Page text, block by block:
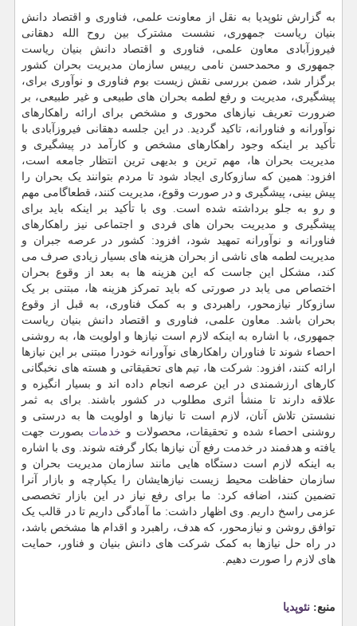
به گزارش نئوپدیا به نقل از معاونت علمی، فناوری و اقتصاد دانش
بنیان ریاست جمهوری، نشست مشترک بین روح الله دهقانی
فیروزآبادی معاون علمی، فناوری و اقتصاد دانش بنیان ریاست
جمهوری و محمدحسن نامی رییس سازمان مدیریت بحران کشور
برگزار شد، ضمن بررسی نقش زیست بوم فناوری و نوآوری برای،
پیشگیری، مدیریت و رفع لطمه بحران های طبیعی و غیر طبیعی، بر
ضرورت تعریف نیازهای محوری و مشخص برای ارائه راهکارهای
نوآورانه و فناورانه، تاکید گردید. در این جلسه دهقانی فیروزآبادی با
تأکید بر اینکه وجود راهکارهای مشخص و کارآمد در پیشگیری و
مدیریت بحران ها، مهم ترین و بدیهی ترین انتظار جامعه است،
افزود: همین که سازوکاری ایجاد شود تا مردم بتوانند یک بحران را
پیش بینی، پیشگیری و در صورت وقوع، مدیریت کنند، قطعاگامی مهم
و رو به جلو برداشته شده است. وی با تأکید بر اینکه باید برای
پیشگیری و مدیریت بحران های فردی و اجتماعی نیز راهکارهای
فناورانه و نوآورانه تمهید شود، افزود: کشور در عرصه جبران و
مدیریت لطمه های ناشی از بحران هزینه های بسیار زیادی صرف می
کند، مشکل این جاست که این هزینه ها به بعد از وقوع بحران
اختصاص می یابد در صورتی که باید تمرکز هزینه ها، مبتنی بر یک
سازوکار نیازمحور، راهبردی و به کمک فناوری، به قبل از وقوع
بحران باشد. معاون علمی، فناوری و اقتصاد دانش بنیان ریاست
جمهوری، با اشاره به اینکه لازم است نیازها و اولویت ها، به روشنی
احصاء شوند تا فناوران راهکارهای نوآورانه خودرا مبتنی بر این نیازها
ارائه کنند، افزود: شرکت ها، تیم های تحقیقاتی و هسته های نخبگانی
کارهای ارزشمندی در این عرصه انجام داده اند و بسیار انگیزه و
علاقه دارند تا منشأ اثری مطلوب در کشور باشند. برای به ثمر
نشستن تلاش آنان، لازم است تا نیازها و اولویت ها به درستی و
روشنی احصاء شده و تحقیقات، محصولات و خدمات بصورت جهت
یافته و هدفمند در خدمت رفع آن نیازها بکار گرفته شوند. وی با اشاره
به اینکه لازم است دستگاه هایی مانند سازمان مدیریت بحران و
سازمان حفاظت محیط زیست نیازهایشان را یکپارچه و بازار آنرا
تضمین کنند، اضافه کرد: ما برای رفع نیاز در این بازار تخصصی
عزمی راسخ داریم. وی اظهار داشت: ما آمادگی داریم تا در قالب یک
توافق روشن و نیازمحور، که هدف، راهبرد و اقدام ها مشخص باشد،
در راه حل نیازها به کمک شرکت های دانش بنیان و فناور، حمایت
های لازم را صورت دهیم.
منبع: نئوپدیا